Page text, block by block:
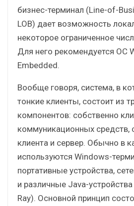
бизнес-терминал (Line-of-
LOB) дает возможность
некоторое ограниченное
Для него рекомендуется ОС
Embedded.
Вообще говоря, система, в
тонкие клиенты, состоит из
компонентов: собственно
коммуникационных
клиента и сервер. Обычно в
используются Windows-
портативные устройства,
и различные Java-
Ray). Основной принцип